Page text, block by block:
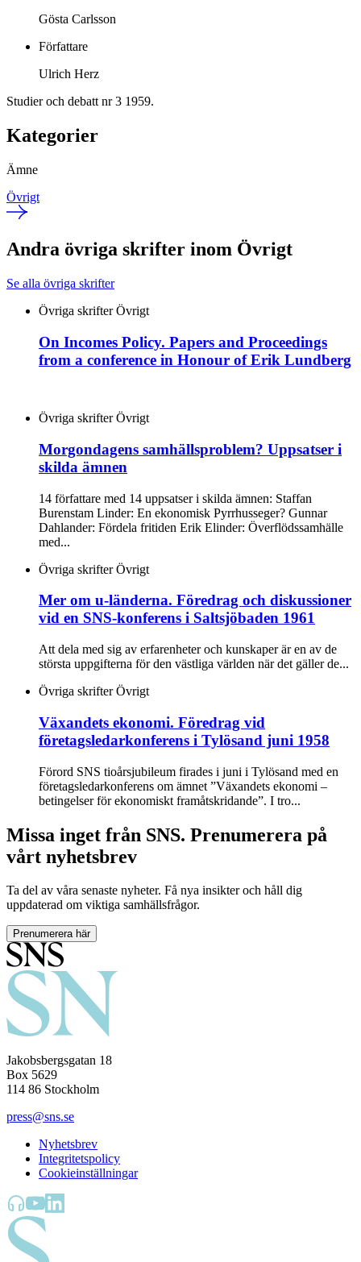
Gösta Carlsson
Författare
Ulrich Herz
Studier och debatt nr 3 1959.
Kategorier
Ämne
Övrigt
Andra övriga skrifter inom Övrigt
Se alla övriga skrifter
Övriga skrifter Övrigt
On Incomes Policy. Papers and Proceedings
from a conference in Honour of Erik Lundberg
Övriga skrifter Övrigt
Morgondagens samhällsproblem? Uppsatser i
skilda ämnen
14 författare med 14 uppsatser i skilda ämnen: Staffan
Burenstam Linder: En ekonomisk Pyrrhusseger? Gunnar
Dahlander: Fördela fritiden Erik Elinder: Överflödssamhälle
med...
Övriga skrifter Övrigt
Mer om u-länderna. Föredrag och diskussioner
vid en SNS-konferens i Saltsjöbaden 1961
Att dela med sig av erfarenheter och kunskaper är en av de
största uppgifterna för den västliga världen när det gäller de...
Övriga skrifter Övrigt
Växandets ekonomi. Föredrag vid
företagsledarkonferens i Tylösand juni 1958
Förord SNS tioårsjubileum firades i juni i Tylösand med en
företagsledarkonferens om ämnet ”Växandets ekonomi –
betingelser för ekonomiskt framåtskridande”. I tro...
Missa inget från SNS. Prenumerera på
vårt nyhetsbrev
Ta del av våra senaste nyheter. Få nya insikter och håll dig
uppdaterad om viktiga samhällsfrågor.
Prenumerera här
Jakobsbergsgatan 18
Box 5629
114 86 Stockholm
press@sns.se
Nyhetsbrev
Integritetspolicy
Cookieinställningar